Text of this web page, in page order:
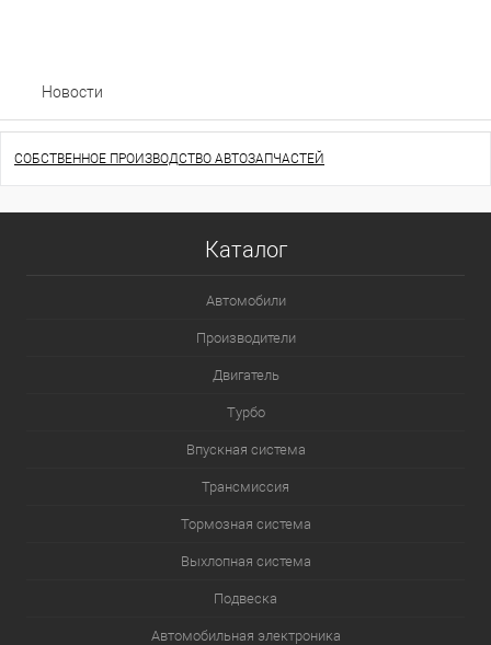
Новости
СОБСТВЕННОЕ ПРОИЗВОДСТВО АВТОЗАПЧАСТЕЙ
Каталог
Автомобили
Производители
Двигатель
Турбо
Впускная система
Трансмиссия
Тормозная система
Выхлопная система
Подвеска
Автомобильная электроника